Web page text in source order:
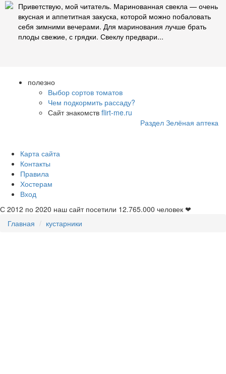
Приветствую, мой читатель. Маринованная свекла — очень
вкусная и аппетитная закуска, которой можно побаловать
себя зимними вечерами. Для маринования лучше брать
плоды свежие, с грядки. Свеклу предвари...
полезно
Выбор сортов томатов
Чем подкормить рассаду?
Сайт знакомств flirt-me.ru
Раздел Зелёная аптека
Карта сайта
Контакты
Правила
Хостерам
Вход
С 2012 по 2020 наш сайт посетили 12.765.000 человек ❤
Главная
кустарники